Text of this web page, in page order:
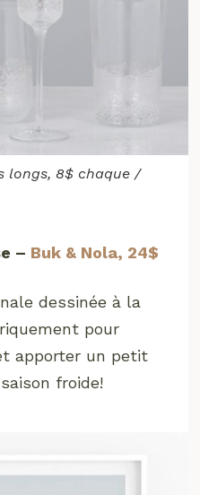
longs, 8$ chaque /
– Buk & Nola, 24$
dessinée à la
pour
apporter un petit
froide!